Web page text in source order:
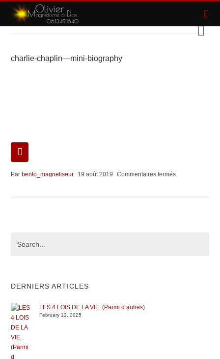
charlie-chaplin—mini-biography
Par bento_magnetiseur 19 août 2019 Commentaires ferméssur
DERNIERS ARTICLES
LES 4 LOIS DE LA VIE. (Parmi d autres)
February 12, 2025